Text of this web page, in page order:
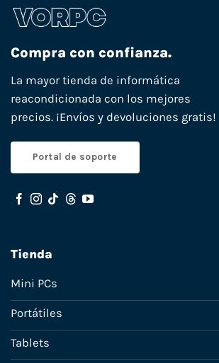
Compra con confianza.
La mayor tienda de informática
reacondicionada con los mejores
precios. ¡Envíos y devoluciones gratis!
Portal de soporte
Tienda
Mini PCs
Portátiles
Tablets